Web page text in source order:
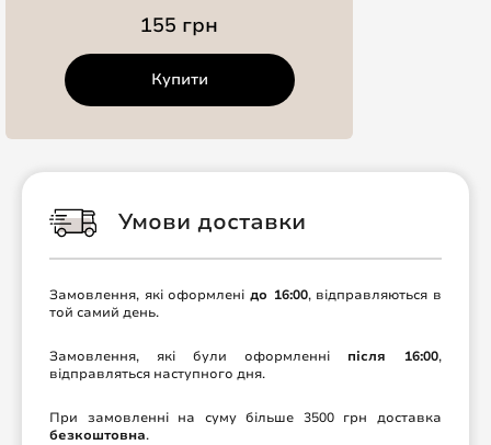
155 грн
Купити
Умови доставки
Замовлення, які оформлені до 16:00, відправляються в
той самий день.
Замовлення, які були оформленні після 16:00,
відправляться наступного дня.
При замовленні на суму більше 3500 грн доставка
безкоштовна.